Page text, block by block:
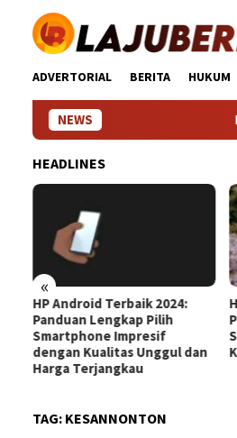
ADVERTORIAL BERITA HUKUM
NEWS HP
HEADLINES
«
HP Android Terbaik 2024:
Panduan Lengkap Pilih
Smartphone Impresif
dengan Kualitas Unggul dan
Harga Terjangkau
TAG: KESANNONTON